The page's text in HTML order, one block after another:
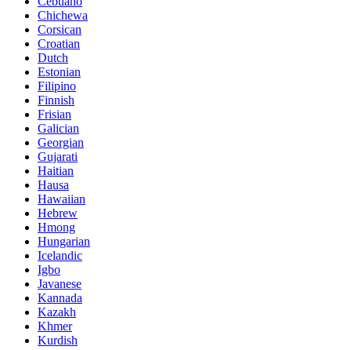
Chichewa
Corsican
Croatian
Dutch
Estonian
Filipino
Finnish
Frisian
Galician
Georgian
Gujarati
Haitian
Hausa
Hawaiian
Hebrew
Hmong
Hungarian
Icelandic
Igbo
Javanese
Kannada
Kazakh
Khmer
Kurdish